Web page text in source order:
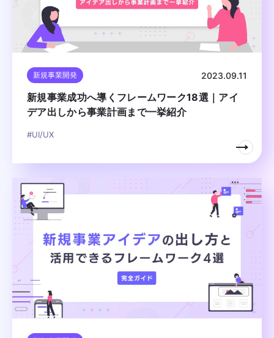
新規事業開発 2023.09.11
新規事業成功へ導くフレームワーク18選｜アイ
デア出しから事業計画まで一挙紹介
#UI/UX